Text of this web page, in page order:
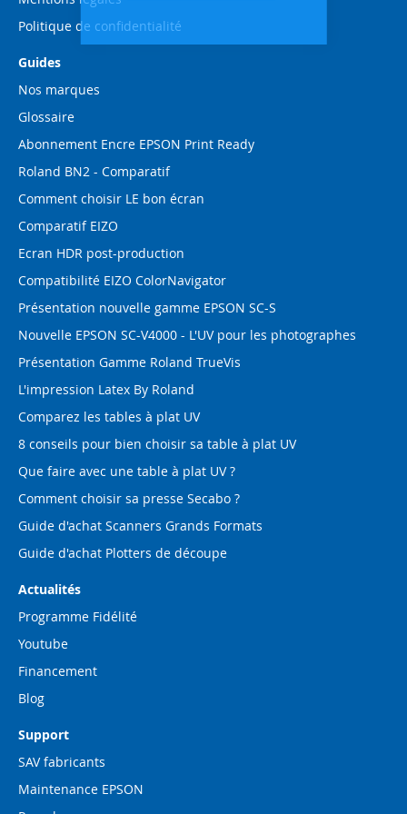
Politique de confidentialité
Guides
Nos marques
Glossaire
Abonnement Encre EPSON Print Ready
Roland BN2 - Comparatif
Comment choisir LE bon écran
Comparatif EIZO
Ecran HDR post-production
Compatibilité EIZO ColorNavigator
Présentation nouvelle gamme EPSON SC-S
Nouvelle EPSON SC-V4000 - L'UV pour les photographes
Présentation Gamme Roland TrueVis
L'impression Latex By Roland
Comparez les tables à plat UV
8 conseils pour bien choisir sa table à plat UV
Que faire avec une table à plat UV ?
Comment choisir sa presse Secabo ?
Guide d'achat Scanners Grands Formats
Guide d'achat Plotters de découpe
Actualités
Programme Fidélité
Youtube
Financement
Blog
Support
SAV fabricants
Maintenance EPSON